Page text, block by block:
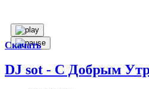
Скачать
DJ sot - С Добрым